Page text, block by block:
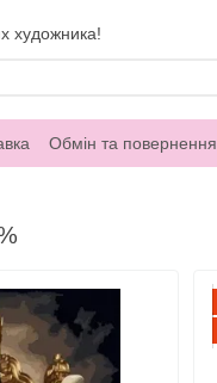
художника!
Обмін та повернення